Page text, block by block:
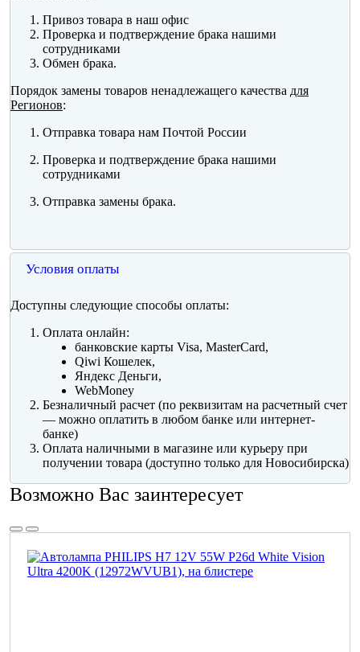
Привоз товара в наш офис
Проверка и подтверждение брака нашими
сотрудниками
Обмен брака.
Порядок замены товаров ненадлежащего качества для
Регионов:
Отправка товара нам Почтой России
Проверка и подтверждение брака нашими
сотрудниками
Отправка замены брака.
Условия оплаты
Доступны следующие способы оплаты:
Оплата онлайн:
банковские карты Visa, MasterCard,
Qiwi Кошелек,
Яндекс Деньги,
WebMoney
Безналичный расчет (по реквизитам на расчетный счет
— можно оплатить в любом банке или интернет-
банке)
Оплата наличными в магазине или курьеру при
получении товара (доступно только для Новосибирска)
Возможно Вас заинтересует